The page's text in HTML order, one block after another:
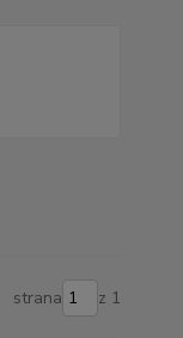
strana z 1